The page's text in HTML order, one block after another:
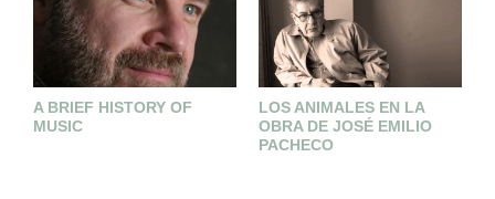
A BRIEF HISTORY OF
MUSIC
LOS ANIMALES EN LA
OBRA DE JOSÉ EMILIO
PACHECO